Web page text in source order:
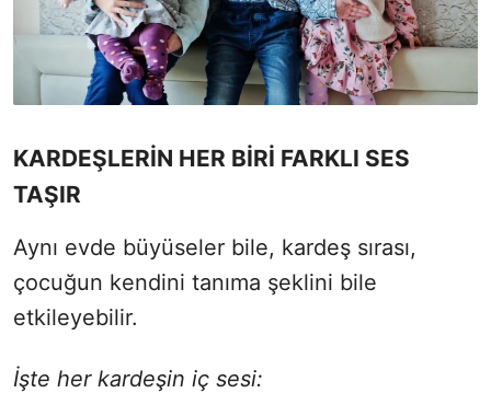
KARDEŞLERİN HER BİRİ FARKLI SES
TAŞIR
Aynı evde büyüseler bile, kardeş sırası,
çocuğun kendini tanıma şeklini bile
etkileyebilir.
İşte her kardeşin iç sesi: